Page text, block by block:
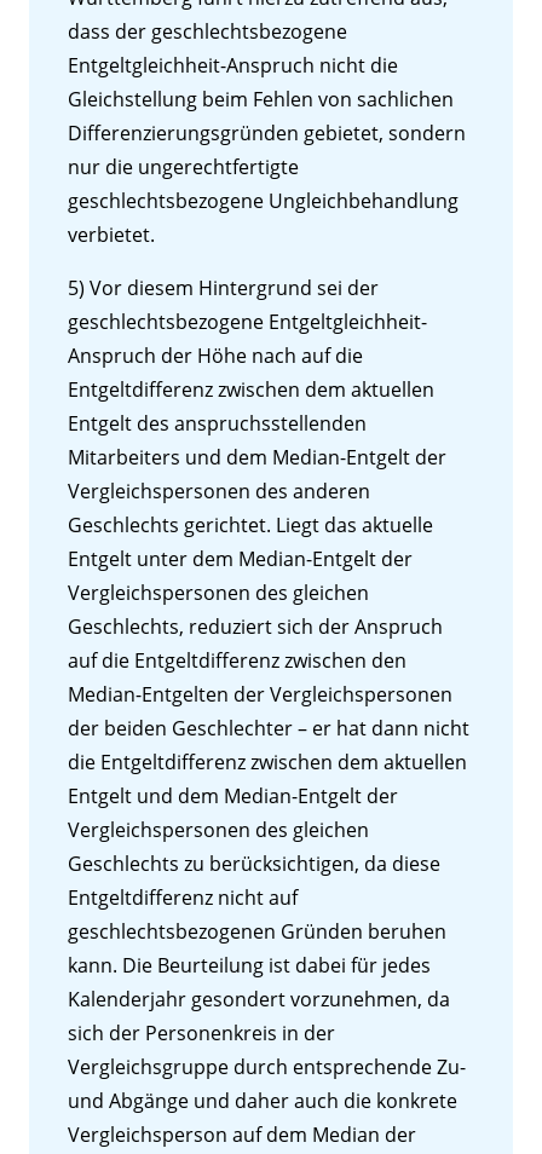
dass der geschlechtsbezogene
Entgeltgleichheit-Anspruch nicht die
Gleichstellung beim Fehlen von sachlichen
Differenzierungsgründen gebietet, sondern
nur die ungerechtfertigte
geschlechtsbezogene Ungleichbehandlung
verbietet.
5) Vor diesem Hintergrund sei der
geschlechtsbezogene Entgeltgleichheit-
Anspruch der Höhe nach auf die
Entgeltdifferenz zwischen dem aktuellen
Entgelt des anspruchsstellenden
Mitarbeiters und dem Median-Entgelt der
Vergleichspersonen des anderen
Geschlechts gerichtet. Liegt das aktuelle
Entgelt unter dem Median-Entgelt der
Vergleichspersonen des gleichen
Geschlechts, reduziert sich der Anspruch
auf die Entgeltdifferenz zwischen den
Median-Entgelten der Vergleichspersonen
der beiden Geschlechter – er hat dann nicht
die Entgeltdifferenz zwischen dem aktuellen
Entgelt und dem Median-Entgelt der
Vergleichspersonen des gleichen
Geschlechts zu berücksichtigen, da diese
Entgeltdifferenz nicht auf
geschlechtsbezogenen Gründen beruhen
kann. Die Beurteilung ist dabei für jedes
Kalenderjahr gesondert vorzunehmen, da
sich der Personenkreis in der
Vergleichsgruppe durch entsprechende Zu-
und Abgänge und daher auch die konkrete
Vergleichsperson auf dem Median der